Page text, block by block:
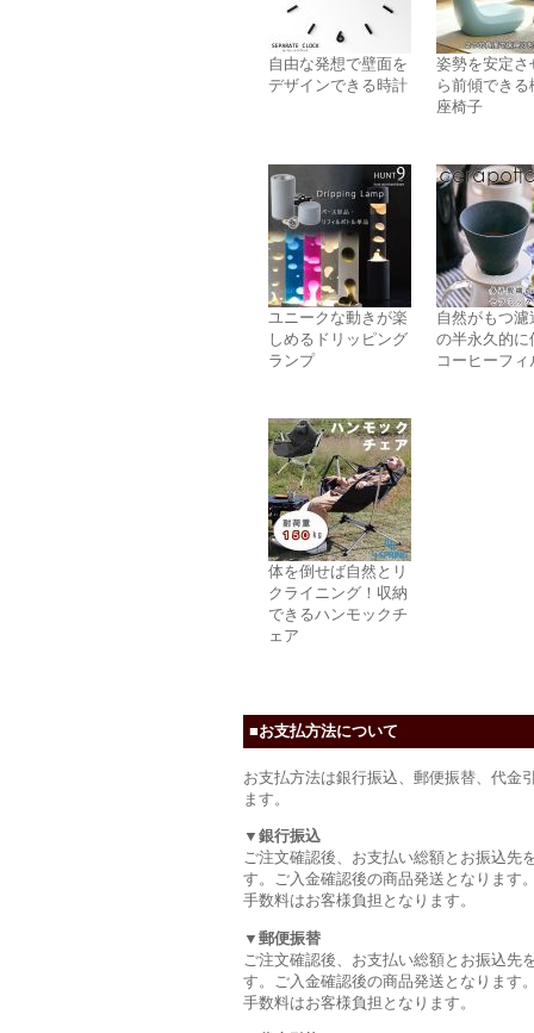
自由な発想で壁面を
デザインできる時計
姿勢を安定さ
ら前傾できる
座椅子
ユニークな動きが楽
しめるドリッピング
ランプ
自然がもつ濾
の半永久的に
コーヒーフィ
体を倒せば自然とリ
クライニング！収納
できるハンモックチ
ェア
■お支払方法について
お支払方法は銀行振込、郵便振替、代金
ます。
▼銀行振込
ご注文確認後、お支払い総額とお振込先
す。ご入金確認後の商品発送となります
手数料はお客様負担となります。
▼郵便振替
ご注文確認後、お支払い総額とお振込先
す。ご入金確認後の商品発送となります
手数料はお客様負担となります。